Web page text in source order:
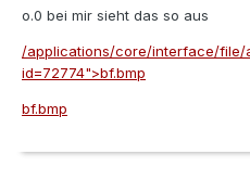
o.0 bei mir sieht das so aus
/applications/core/interface/file/
id=72774">bf.bmp
bf.bmp